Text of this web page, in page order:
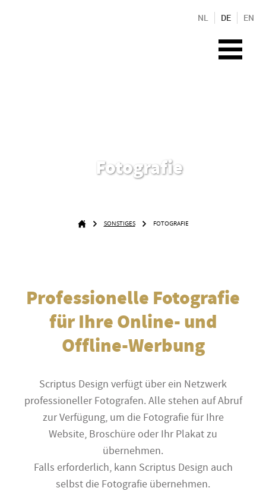
NL DE EN
Fotografie
SONSTIGES FOTOGRAFIE
Professionelle Fotografie
für Ihre Online- und
Offline-Werbung
Scriptus Design verfügt über ein Netzwerk
professioneller Fotografen. Alle stehen auf Abruf
zur Verfügung, um die Fotografie für Ihre
Website, Broschüre oder Ihr Plakat zu
übernehmen.
Falls erforderlich, kann Scriptus Design auch
selbst die Fotografie übernehmen.